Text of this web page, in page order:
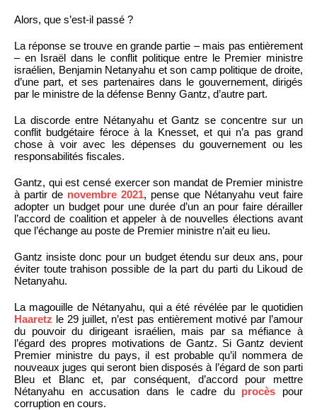
Alors, que s’est-il passé ?
La réponse se trouve en grande partie – mais pas entièrement
– en Israël dans le conflit politique entre le Premier ministre
israélien, Benjamin Netanyahu et son camp politique de droite,
d’une part, et ses partenaires dans le gouvernement, dirigés
par le ministre de la défense Benny Gantz, d’autre part.
La discorde entre Nétanyahu et Gantz se concentre sur un
conflit budgétaire féroce à la Knesset, et qui n’a pas grand
chose à voir avec les dépenses du gouvernement ou les
responsabilités fiscales.
Gantz, qui est censé exercer son mandat de Premier ministre
à partir de novembre 2021, pense que Nétanyahu veut faire
adopter un budget pour une durée d’un an pour faire dérailler
l’accord de coalition et appeler à de nouvelles élections avant
que l’échange au poste de Premier ministre n’ait eu lieu.
Gantz insiste donc pour un budget étendu sur deux ans, pour
éviter toute trahison possible de la part du parti du Likoud de
Netanyahu.
La magouille de Nétanyahu, qui a été révélée par le quotidien
Haaretz le 29 juillet, n’est pas entièrement motivé par l’amour
du pouvoir du dirigeant israélien, mais par sa méfiance à
l’égard des propres motivations de Gantz. Si Gantz devient
Premier ministre du pays, il est probable qu’il nommera de
nouveaux juges qui seront bien disposés à l’égard de son parti
Bleu et Blanc et, par conséquent, d’accord pour mettre
Nétanyahu en accusation dans le cadre du procès pour
corruption en cours.